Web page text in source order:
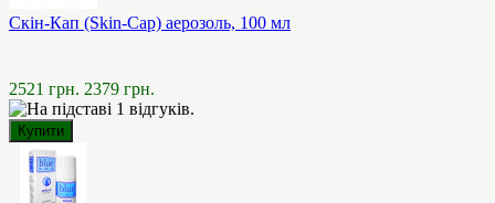
Скін-Кап (Skin-Cap) аерозоль, 100 мл
2521 грн. 2379 грн.